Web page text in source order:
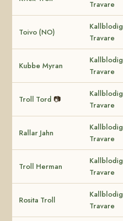
Travare
Toivo (NO)
Kallblodig
Travare
Kubbe Myran
Kallblodig
Travare
Troll Tord 📷
Kallblodig
Travare
Rallar Jahn
Kallblodig
Travare
Troll Herman
Kallblodig
Travare
Rosita Troll
Kallblodig
Travare